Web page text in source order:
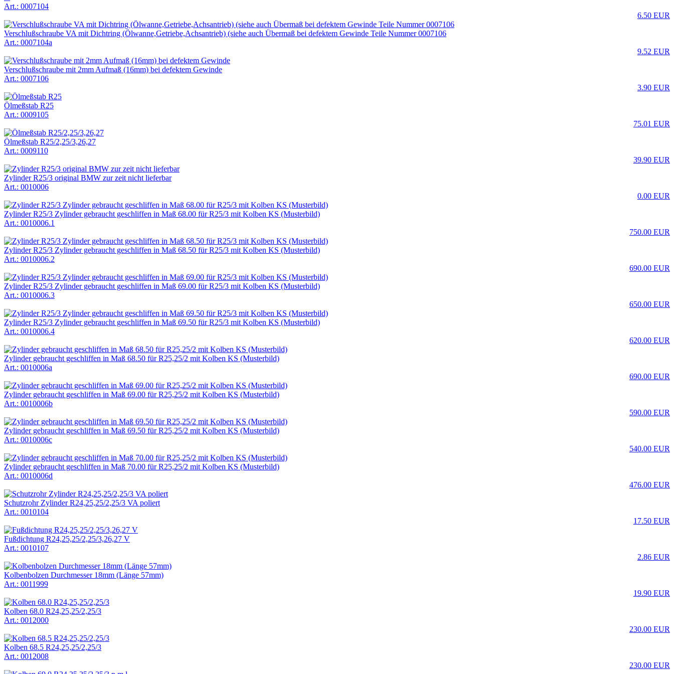
Art.: 0007104
6.50 EUR
Verschlußschraube VA mit Dichtring (Ölwanne,Getriebe,Achsantrieb) (siehe auch Übermaß bei defektem Gewinde Teile Nummer 0007106
Art.: 0007104a
9.52 EUR
Verschlußschraube mit 2mm Aufmaß (16mm) bei defektem Gewinde
Art.: 0007106
3.90 EUR
Ölmeßstab R25
Art.: 0009105
75.01 EUR
Ölmeßstab R25/2,25/3,26,27
Art.: 0009110
39.90 EUR
Zylinder R25/3 original BMW zur zeit nicht lieferbar
Art.: 0010006
0.00 EUR
Zylinder R25/3 Zylinder gebraucht geschliffen in Maß 68.00 für R25/3 mit Kolben KS (Musterbild)
Art.: 0010006.1
750.00 EUR
Zylinder R25/3 Zylinder gebraucht geschliffen in Maß 68.50 für R25/3 mit Kolben KS (Musterbild)
Art.: 0010006.2
690.00 EUR
Zylinder R25/3 Zylinder gebraucht geschliffen in Maß 69.00 für R25/3 mit Kolben KS (Musterbild)
Art.: 0010006.3
650.00 EUR
Zylinder R25/3 Zylinder gebraucht geschliffen in Maß 69.50 für R25/3 mit Kolben KS (Musterbild)
Art.: 0010006.4
620.00 EUR
Zylinder gebraucht geschliffen in Maß 68.50 für R25,25/2 mit Kolben KS (Musterbild)
Art.: 0010006a
690.00 EUR
Zylinder gebraucht geschliffen in Maß 69.00 für R25,25/2 mit Kolben KS (Musterbild)
Art.: 0010006b
590.00 EUR
Zylinder gebraucht geschliffen in Maß 69.50 für R25,25/2 mit Kolben KS (Musterbild)
Art.: 0010006c
540.00 EUR
Zylinder gebraucht geschliffen in Maß 70.00 für R25,25/2 mit Kolben KS (Musterbild)
Art.: 0010006d
476.00 EUR
Schutzrohr Zylinder R24,25,25/2,25/3 VA poliert
Art.: 0010104
17.50 EUR
Fußdichtung R24,25,25/2,25/3,26,27 V
Art.: 0010107
2.86 EUR
Kolbenbolzen Durchmesser 18mm (Länge 57mm)
Art.: 0011999
19.90 EUR
Kolben 68.0 R24,25,25/2,25/3
Art.: 0012000
230.00 EUR
Kolben 68.5 R24,25,25/2,25/3
Art.: 0012008
230.00 EUR